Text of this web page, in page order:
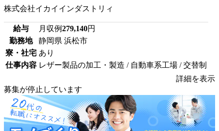
株式会社イカイインダストリィ
給与 月収例279,140円
勤務地
静岡県 浜松市
寮・社宅 あり
仕事内容 レザー製品の加工・製造 / 自動車系工場 / 交替制
詳細を表示
募集が停止しています